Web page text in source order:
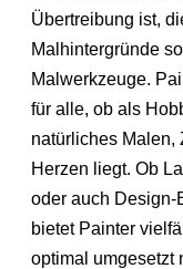
Übertreibung ist,
Malhintergründe
Malwerkzeuge.
für alle, ob als
natürliches Malen,
Herzen liegt. Ob
oder auch Design-
bietet Painter
optimal umgesetzt